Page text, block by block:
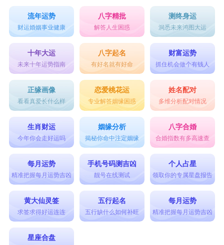
流年运势
财运婚姻事业健康
八字精批
解答人生困惑
测终身运
洞悉未来鸿图大运
十年大运
未来十年运势指南
八字起名
有好名就有好命
财富运势
抓住机会做个有钱人
正缘画像
看看真爱长什么样
恋爱桃花运
专业解答姻缘困惑
姓名配对
多维分析配对情况
生肖财运
今年你会走好运吗
姻缘分析
揭秘你命中注定姻缘
八字合婚
合婚指数有多高速查
每月运势
精准把握每月运势吉凶
手机号码测吉凶
靓号在线测试
个人占星
领取你的专属星盘报告
黄大仙灵签
求签求得好运连连
五行起名
五行缺什么如何补旺
每月运势
精准把握每月运势吉凶
星座合盘